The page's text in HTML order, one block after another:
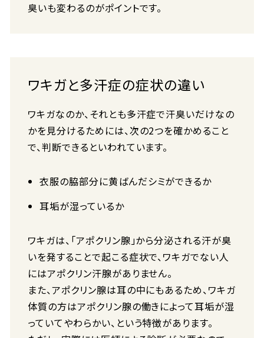
臭いも変わるのがポイントです。
ワキガと多汗症の症状の違い
ワキガなのか、それとも多汗症で汗臭いだけなの
かを見分けるためには、次の2つを確かめること
で、判断できるといわれています。
衣服の脇部分に黄ばんだシミができるか
耳垢が湿っているか
ワキガは、「アポクリン腺」から分泌される汗が臭
いを発することで起こる症状で、ワキガでない人
にはアポクリン汗腺がありません。
また、アポクリン腺は耳の中にもあるため、ワキガ
体質の方はアポクリン腺の働きによって耳垢が湿
っていてやわらかい、という特徴があります。